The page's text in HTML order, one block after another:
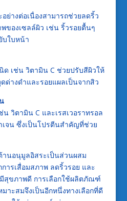
ย่างต่อเนื่องสามารถช่วยลดริ้ว
ของเซลล์ผิว เช่น ริ้วรอยตื้นๆ
บใบหน้า
เช่น วิตามิน C ช่วยปรับสีผิวให้
ด่างดำและรอยแผลเป็นจากสิว
วิตามิน C และเรสเวอราทรอล
จน ซึ่งเป็นโปรตีนสำคัญที่ช่วย
นอนุมูลอิสระเป็นส่วนผสม
ารเสื่อมสภาพ ลดริ้วรอย และ
สุขภาพดี การเลือกใช้ผลิตภัณฑ์
าะสมจึงเป็นอีกหนึ่งทางเลือกที่ดี